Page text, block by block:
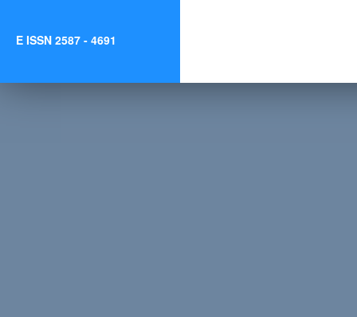
E ISSN 2587 - 4691